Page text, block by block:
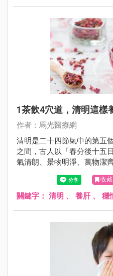
1茶飲4穴道，清明這樣
作者：馬光醫療網
清明是二十四節氣中的第五
之間，古人以「春分後十五
氣清朗、景物明淨、萬物潔齊
收藏
關鍵字： 清明 、 養肝、 穩